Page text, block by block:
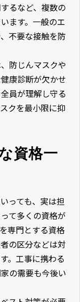
るなど、複数の
ます。一般のエ
不要な接触を防
防じんマスクや
康診断が欠かせ
員が理解し守る
クを最小限に抑
資格一
っても、実は担
て多くの資格が
専門とする資格
の区分などは対
。工事に携わる
の需要も今後い